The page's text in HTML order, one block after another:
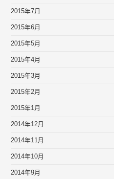
2015年7月
2015年6月
2015年5月
2015年4月
2015年3月
2015年2月
2015年1月
2014年12月
2014年11月
2014年10月
2014年9月